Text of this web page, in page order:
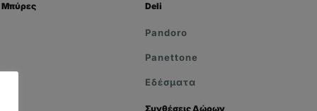
Μπύρες Deli
Pandoro
Panettone
Εδέσματα
Συνθέσεις Δώρων